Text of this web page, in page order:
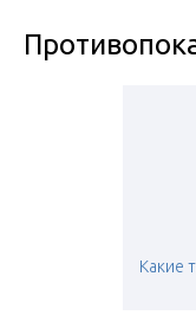
Какие